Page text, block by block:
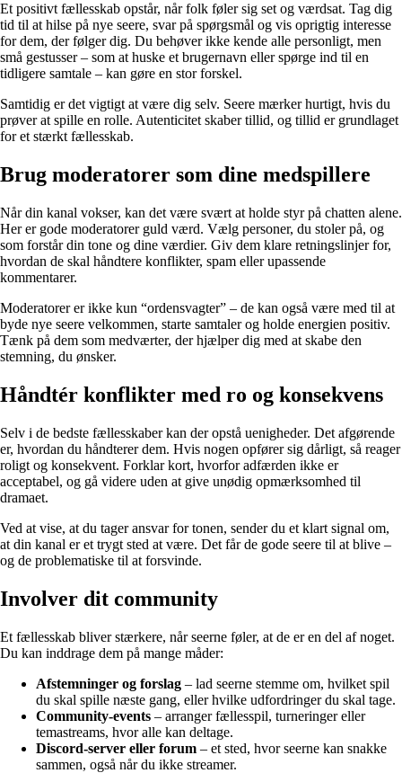
Et positivt fællesskab opstår, når folk føler sig set og værdsat. Tag dig
tid til at hilse på nye seere, svar på spørgsmål og vis oprigtig interesse
for dem, der følger dig. Du behøver ikke kende alle personligt, men
små gestusser – som at huske et brugernavn eller spørge ind til en
tidligere samtale – kan gøre en stor forskel.
Samtidig er det vigtigt at være dig selv. Seere mærker hurtigt, hvis du
prøver at spille en rolle. Autenticitet skaber tillid, og tillid er grundlaget
for et stærkt fællesskab.
Brug moderatorer som dine medspillere
Når din kanal vokser, kan det være svært at holde styr på chatten alene.
Her er gode moderatorer guld værd. Vælg personer, du stoler på, og
som forstår din tone og dine værdier. Giv dem klare retningslinjer for,
hvordan de skal håndtere konflikter, spam eller upassende
kommentarer.
Moderatorer er ikke kun “ordensvagter” – de kan også være med til at
byde nye seere velkommen, starte samtaler og holde energien positiv.
Tænk på dem som medværter, der hjælper dig med at skabe den
stemning, du ønsker.
Håndtér konflikter med ro og konsekvens
Selv i de bedste fællesskaber kan der opstå uenigheder. Det afgørende
er, hvordan du håndterer dem. Hvis nogen opfører sig dårligt, så reager
roligt og konsekvent. Forklar kort, hvorfor adfærden ikke er
acceptabel, og gå videre uden at give unødig opmærksomhed til
dramaet.
Ved at vise, at du tager ansvar for tonen, sender du et klart signal om,
at din kanal er et trygt sted at være. Det får de gode seere til at blive –
og de problematiske til at forsvinde.
Involver dit community
Et fællesskab bliver stærkere, når seerne føler, at de er en del af noget.
Du kan inddrage dem på mange måder:
Afstemninger og forslag – lad seerne stemme om, hvilket spil
du skal spille næste gang, eller hvilke udfordringer du skal tage.
Community‑events – arranger fællesspil, turneringer eller
temastreams, hvor alle kan deltage.
Discord‑server eller forum – et sted, hvor seerne kan snakke
sammen, også når du ikke streamer.